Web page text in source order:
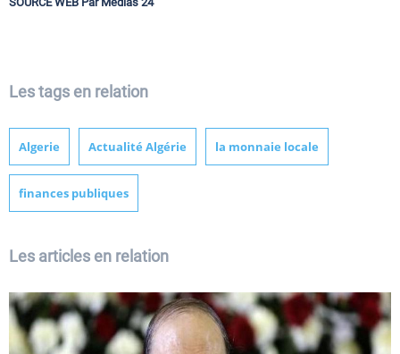
Les tags en relation
Algerie Actualité Algérie la monnaie locale
finances publiques
Les articles en relation